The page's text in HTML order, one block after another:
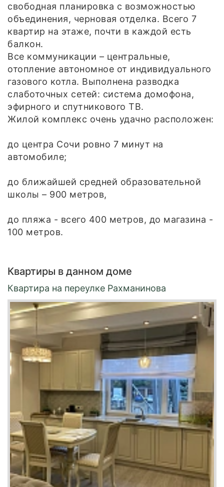
свободная планировка с возможностью
объединения, черновая отделка. Всего 7
квартир на этаже, почти в каждой есть
балкон.
Все коммуникации – центральные,
отопление автономное от индивидуального
газового котла. Выполнена разводка
слаботочных сетей: система домофона,
эфирного и спутникового ТВ.
Жилой комплекс очень удачно расположен:
до центра Сочи ровно 7 минут на
автомобиле;
до ближайшей средней образовательной
школы – 900 метров,
до пляжа - всего 400 метров, до магазина -
100 метров.
Квартиры в данном доме
Квартира на переулке Рахманинова